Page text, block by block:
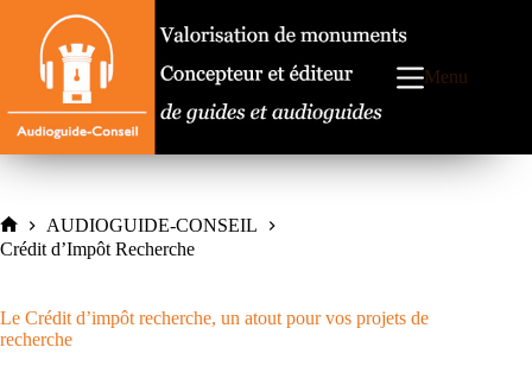
contenu
Menu
Accueil
AUDIOGUIDE-CONSEIL
Crédit d’Impôt Recherche
Le Crédit d’impôt recherche, un atout pour vos projets de
recherche